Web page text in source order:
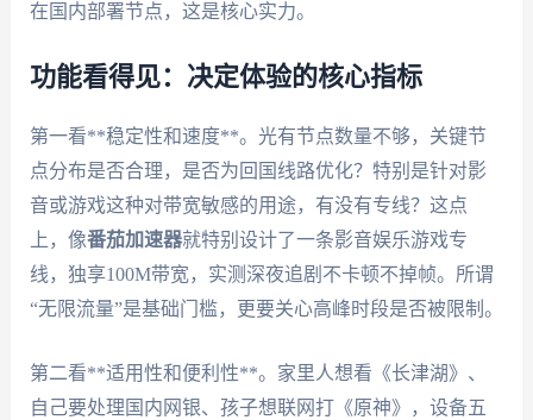
在国内部署节点，这是核心实力。
功能看得见：决定体验的核心指标
第一看**稳定性和速度**。光有节点数量不够，关键节
点分布是否合理，是否为回国线路优化？特别是针对影
音或游戏这种对带宽敏感的用途，有没有专线？这点
上，像番茄加速器就特别设计了一条影音娱乐游戏专
线，独享100M带宽，实测深夜追剧不卡顿不掉帧。所谓
“无限流量”是基础门槛，更要关心高峰时段是否被限制。
第二看**适用性和便利性**。家里人想看《长津湖》、
自己要处理国内网银、孩子想联网打《原神》，设备五